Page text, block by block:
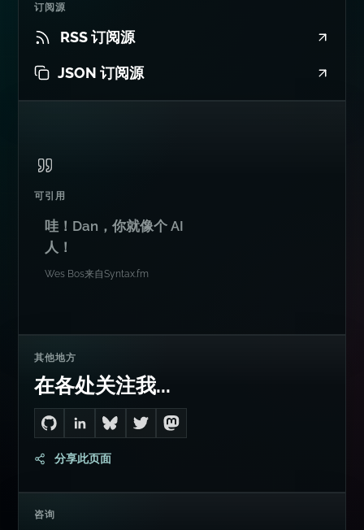
订阅源
RSS 订阅源
JSON 订阅源
可引用
哇！Dan，你就像个 AI
人！
Wes Bos来自Syntax.fm
其他地方
在各处关注我...
Go to Dan's GitHub
Connect with me on LinkedIn
Follow me on Bluesky
Follow me on Twitter
Follow me on Mastodon
分享此页面
咨询